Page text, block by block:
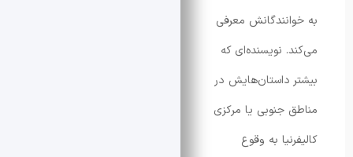
معرفی
نویسنده‌ای که
داستان‌هایش در
جنوبی یا مرکزی
به وقوع